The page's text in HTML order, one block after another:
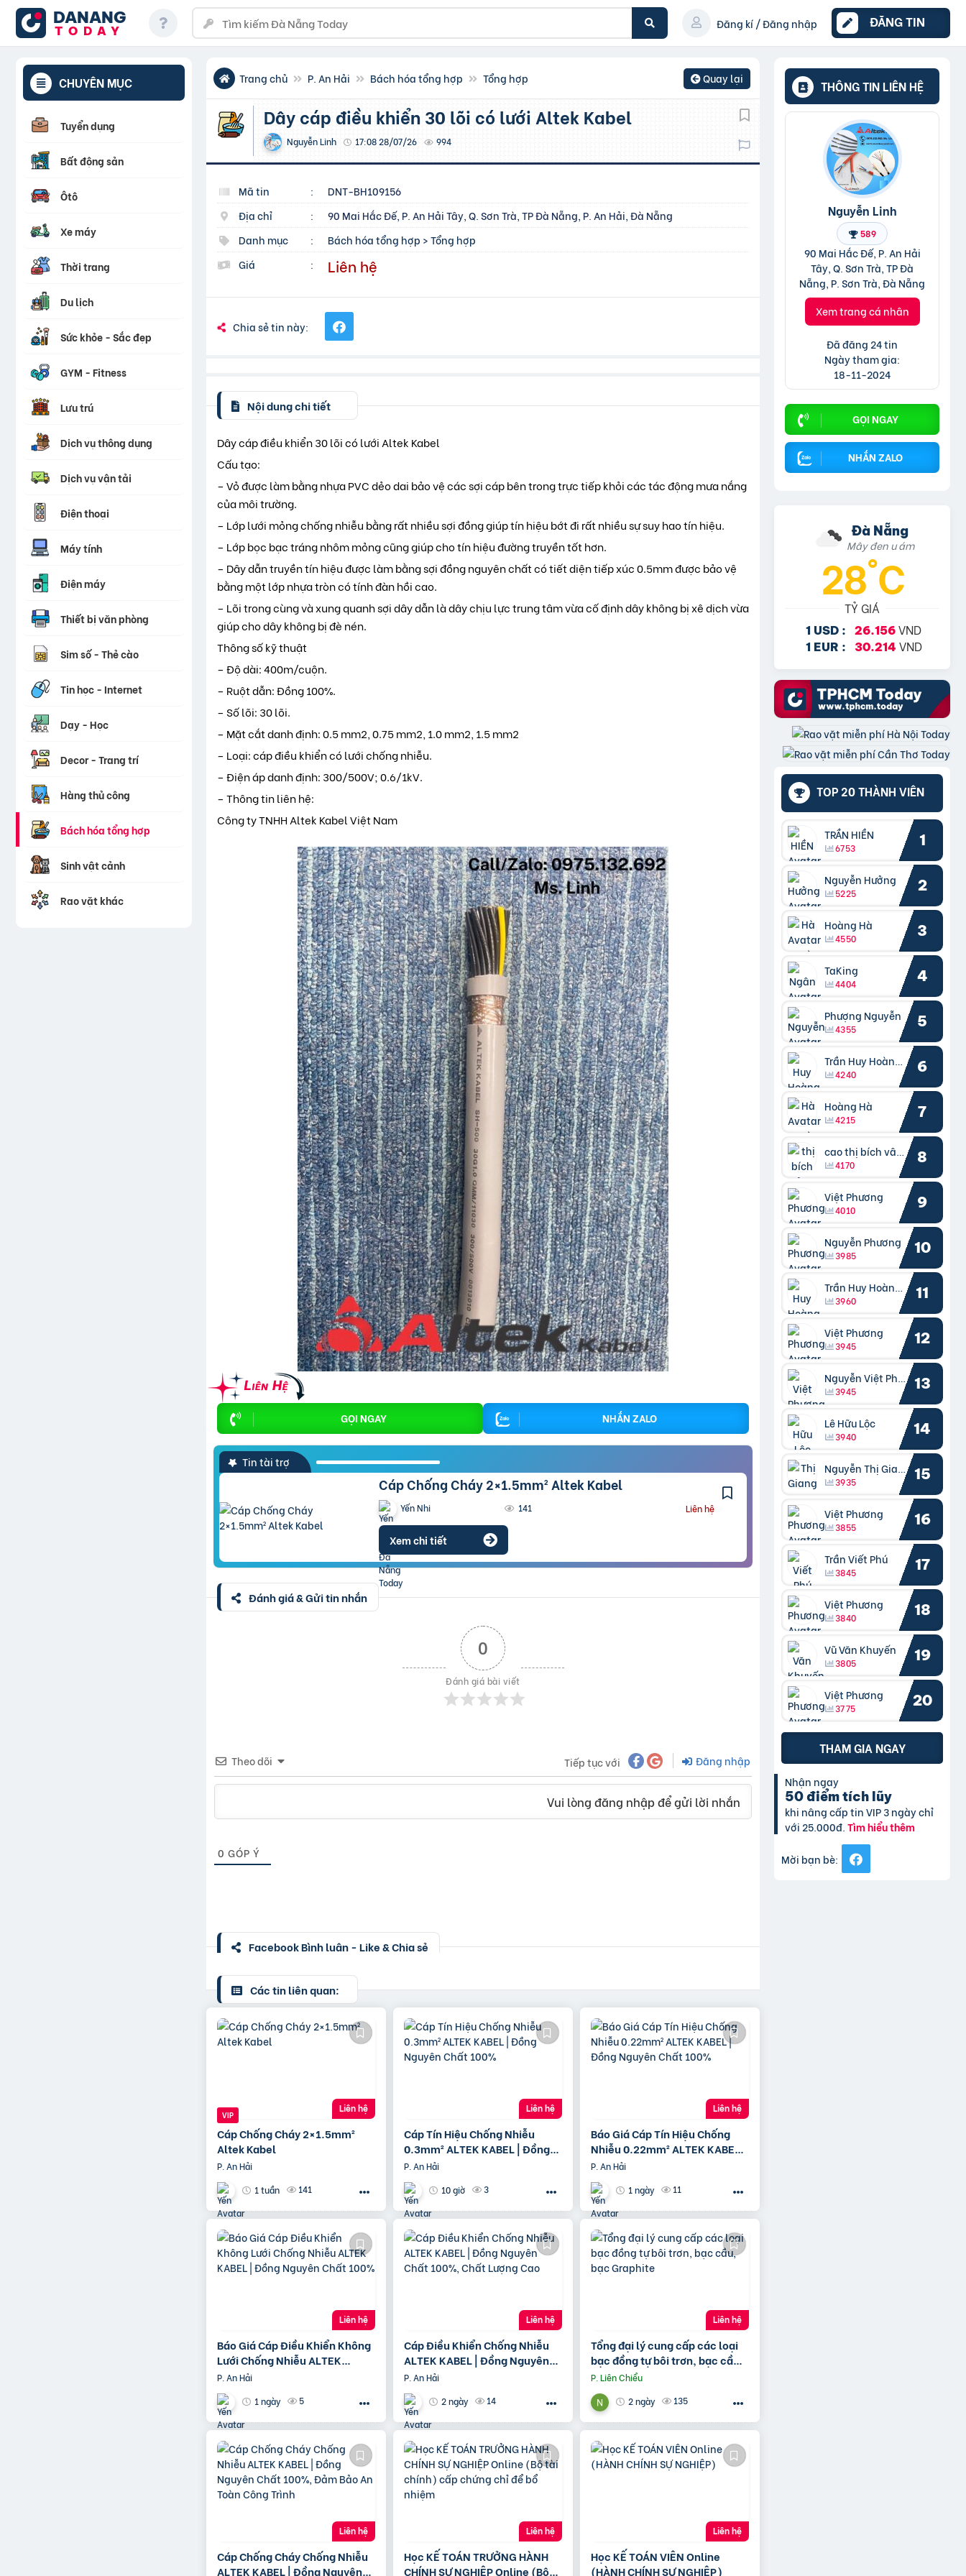
DANANG
TODAY
Đăng kí / Đăng nhập ĐĂNG TIN
CHUYÊN MỤC
Tuyển dụng
Bất động sản
Ôtô
Xe máy
Thời trang
Du lịch
Sức khỏe - Sắc đẹp
GYM - Fitness
Lưu trú
Dịch vụ thông dụng
Dịch vụ vận tải
Điện thoại
Máy tính
Điện máy
Thiết bị văn phòng
Sim số - Thẻ cào
Tin học - Internet
Dạy - Học
Decor - Trang trí
Hàng thủ công
Bách hóa tổng hợp
Sinh vật cảnh
Rao vặt khác
Trang chủ P. An Hải Bách hóa tổng hợp Tổng hợp Quay lại
Dây cáp điều khiển 30 lõi có lưới Altek Kabel
Nguyễn Linh 17:08 28/07/26 994
Mã tin :
DNT-BH109156
Địa chỉ
:
90 Mai Hắc Đế, P. An Hải Tây, Q. Sơn Trà, TP Đà Nẵng, P. An Hải, Đà Nẵng
Danh mục
: Bách hóa tổng hợp >Tổng hợp
Giá
: Liên hệ
Chia sẻ tin này:
Nội dung chi tiết
Dây cáp điều khiển 30 lõi có lưới Altek Kabel
Cấu tạo:
– Vỏ được làm bằng nhựa PVC dẻo dai bảo vệ các sợi cáp bên trong trực tiếp khỏi các tác động mưa nắng
của môi trường.
– Lớp lưới mỏng chống nhiễu bằng rất nhiều sợi đồng giúp tín hiệu bớt đi rất nhiều sự suy hao tín hiệu.
– Lớp bọc bạc tráng nhôm mỏng cũng giúp cho tín hiệu đường truyền tốt hơn.
– Dây dẫn truyền tín hiệu được làm bằng sợi đồng nguyên chất có tiết diện tiếp xúc 0.5mm được bảo vệ
bằng một lớp nhựa tròn có tính đàn hồi cao.
– Lõi trong cùng và xung quanh sợi dây dẫn là dây chịu lực trung tâm vừa cố định dây không bị xê dịch vừa
giúp cho dây không bị đè nén.
Thông số kỹ thuật
– Độ dài: 400m/cuộn.
– Ruột dẫn: Đồng 100%.
– Số lõi: 30 lõi.
– Mặt cắt danh định: 0.5 mm2, 0.75 mm2, 1.0 mm2, 1.5 mm2
– Loại: cáp điều khiển có lưới chống nhiễu.
– Điện áp danh định: 300/500V; 0.6/1kV.
– Thông tin liên hệ:
Công ty TNHH Altek Kabel Việt Nam
GỌI NGAY NHẮN ZALO
Tin tài trợ
Cáp Chống Cháy 2×1.5mm² Altek Kabel
Yến Nhi 141 Liên hệ
Xem chi tiết
Đánh giá & Gửi tin nhắn
0
Đánh giá bài viết
Theo dõi Tiếp tục với Đăng nhập
Vui lòng đăng nhập để gửi lời nhắn
0 GÓP Ý
Facebook Bình luận - Like & Chia sẻ
Các tin liên quan:
Cáp Chống Cháy 2×1.5mm²
Altek Kabel
P. An Hải
1 tuần
141
Liên hệ
Cáp Tín Hiệu Chống Nhiễu
0.3mm² ALTEK KABEL | Đồng
Nguyên Chất 100%
P. An Hải
10 giờ
3
Liên hệ
Báo Giá Cáp Tín Hiệu Chống
Nhiễu 0.22mm² ALTEK KABEL |
Đồng Nguyên Chất 100%
P. An Hải
1 ngày
11
Liên hệ
Báo Giá Cáp Điều Khiển Không
Lưới Chống Nhiễu ALTEK
KABEL | Đồng Nguyên Chất
100%
P. An Hải
1 ngày
5
Liên hệ
Cáp Điều Khiển Chống Nhiễu
ALTEK KABEL | Đồng Nguyên
Chất 100%, Chất Lượng Cao
P. An Hải
2 ngày
14
Liên hệ
Tổng đại lý cung cấp các loại
bạc đồng tự bôi trơn, bạc cầu,
bạc Graphite
P. Liên Chiểu
2 ngày
135
Liên hệ
Cáp Chống Cháy Chống Nhiễu
ALTEK KABEL | Đồng Nguyên
Liên hệ
Học KẾ TOÁN TRƯỞNG HÀNH
CHÍNH SỰ NGHIỆP Online (Bộ
Liên hệ
Học KẾ TOÁN VIÊN Online
(HÀNH CHÍNH SỰ NGHIỆP)
Liên hệ
THÔNG TIN LIÊN HỆ
Nguyễn Linh
589
90 Mai Hắc Đế, P. An Hải
Tây, Q. Sơn Trà, TP Đà
Nẵng, P. Sơn Trà, Đà Nẵng
Xem trang cá nhân
Đã đăng 24 tin
Ngày tham gia:
18-11-2024
GỌI NGAY
NHẮN ZALO
Đà Nẵng
Mây đen u ám
28°C
TỶ GIÁ
1 USD : 26.156 VND
1 EUR : 30.214 VND
TOP 20 THÀNH VIÊN
TRẦN HIỀN
6753 1
Nguyễn Hưởng
5225 2
Hoàng Hà
4550 3
TaKing
4404 4
Phượng Nguyễn
4355 5
Trần Huy Hoàng Bắc
4240 6
Hoàng Hà
4215 7
cao thị bích vâng kiều
4170 8
Việt Phương
4010 9
Nguyễn Phương
3985 10
Trần Huy Hoàng Bắc
3960 11
Việt Phương
3945 12
Nguyễn Việt Phương
3945 13
Lê Hữu Lộc
3940 14
Nguyễn Thị Giang
3935 15
Việt Phương
3855 16
Trần Viết Phú
3845 17
Việt Phương
3840 18
Vũ Văn Khuyến
3805 19
Việt Phương
3775 20
THAM GIA NGAY
Nhận ngay
50 điểm tích lũy
khi nâng cấp tin VIP 3 ngày chỉ
với 25.000đ.Tìm hiểu thêm
Mời bạn bè: